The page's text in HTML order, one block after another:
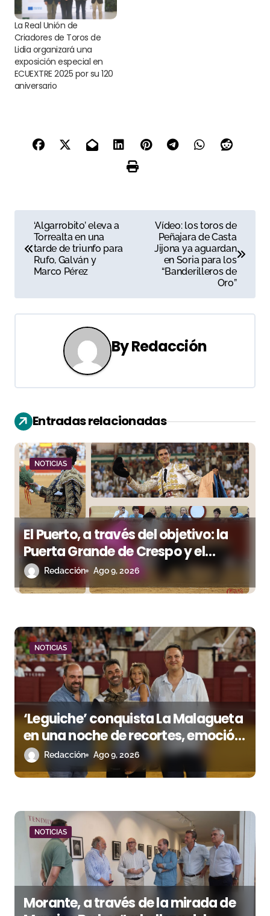
La Real Unión de
Criadores de Toros de
Lidia organizará una
exposición especial en
ECUEXTRE 2025 por su 120
aniversario
a
e
g
i
ó
n
d
e
e
n
r
d
a
‘Algarrobito’ eleva a
Torrealta en una
tarde de triunfo para
Rufo, Galván y
Marco Pérez
Vídeo: los toros de
Peñajara de Casta
Jijona ya aguardan
en Soria para los
“Banderilleros de
Oro”
ByRedacción
Entradas relacionadas
NOTICIAS
El Puerto, a través del objetivo: la
Puerta Grande de Crespo y el
aroma de Morante
Redacción Ago 9, 2026
NOTICIAS
‘Leguiche’ conquista La Malagueta
en una noche de recortes, emoción
y gran ambiente
Redacción Ago 9, 2026
NOTICIAS
Morante, a través de la mirada de